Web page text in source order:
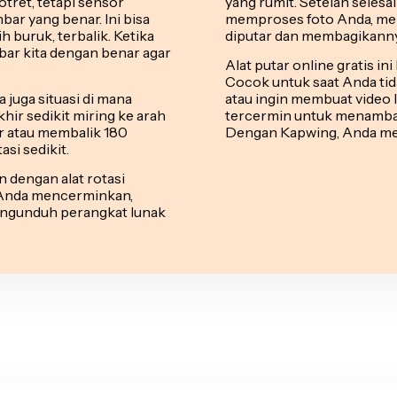
yang benar. Ini bisa
buruk, terbalik. Ketika
kita dengan benar agar
juga situasi di mana
sedikit miring ke arah
atau membalik 180
sedikit.
dengan alat rotasi
mencerminkan,
perangkat lunak
memproses foto Anda,
diputar dan
Alat putar online gratis ini
Cocok untuk saat Anda
atau ingin membuat video
tercermin untuk
Dengan Kapwing, Anda